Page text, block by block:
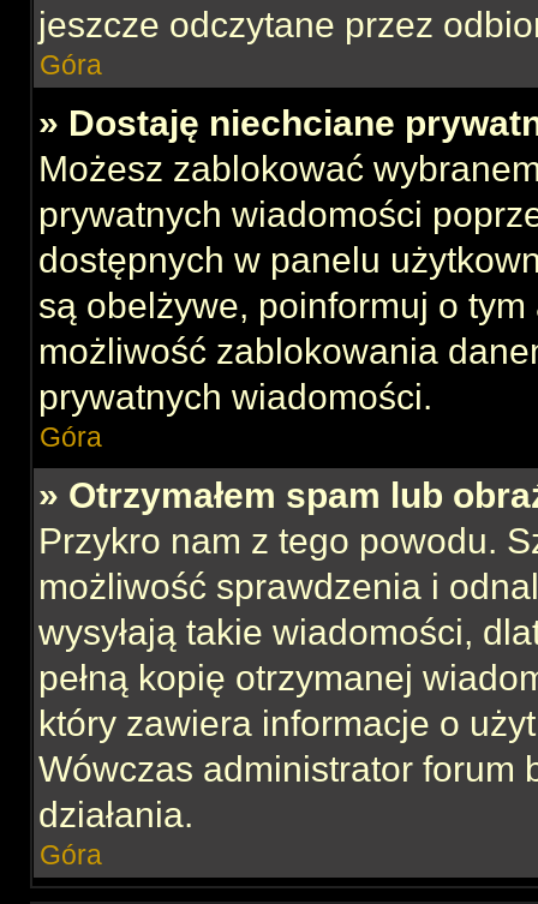
jeszcze odczytane przez
Góra
» Dostaję niechciane
Możesz zablokować
prywatnych wiadomości
dostępnych w panelu
są obelżywe, poinformuj o
możliwość zablokowania
prywatnych wiadomości.
Góra
» Otrzymałem spam lub
Przykro nam z tego powodu.
możliwość sprawdzenia i
wysyłają takie wiadomości,
pełną kopię otrzymanej
który zawiera informacje o
Wówczas administrator forum
działania.
Góra